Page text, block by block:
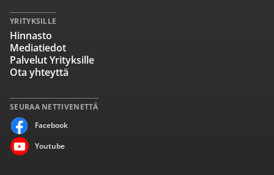
SEURAA NETTIVENETTÄ
Facebook
Youtube
YRITYKSILLE
Hinnasto
Mediatiedot
Palvelut Yrityksille
Ota yhteyttä